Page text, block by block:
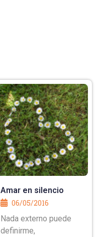
Amar en silencio
06/05/2016
Nada externo puede
definirme,